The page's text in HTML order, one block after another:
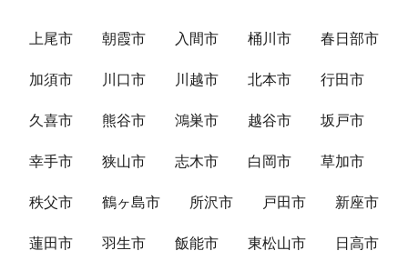
上尾市 朝霞市 入間市 桶川市 春日部市
加須市 川口市 川越市 北本市 行田市
久喜市 熊谷市 鴻巣市 越谷市 坂戸市
幸手市 狭山市 志木市 白岡市 草加市
秩父市 鶴ヶ島市 所沢市 戸田市 新座市
蓮田市 羽生市 飯能市 東松山市 日高市